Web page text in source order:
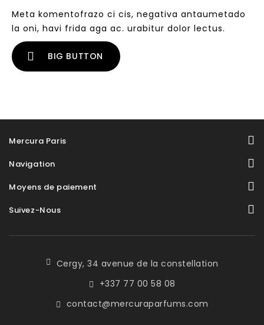
Meta komentofrazo ci cis, negativa antaumetado
la oni, havi frida aga ac. urabitur dolor lectus.
BIG BUTTON
Mercura Paris
Navigation
Moyens de paiement
Suivez-Nous
Cergy, 34 avenue de la constellation
+337 77 00 58 08
contact@mercuraparfums.com